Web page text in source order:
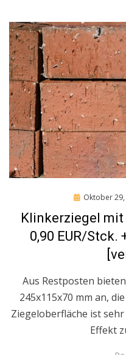
Posted
Oktober
Klinkerziegel mit
0,90 EUR/Stck.
Aus Restposten
245x115x70 mm an,
Ziegeloberfläche ist sehr
Effekt